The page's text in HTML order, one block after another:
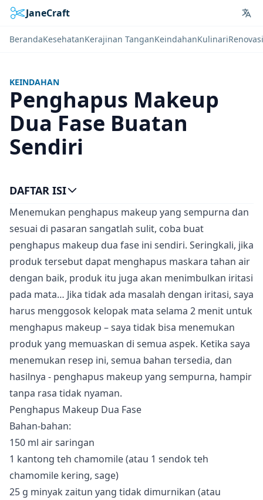
JaneCraft
BerandaKesehatanKerajinan TanganKeindahanKulinariRenovasi
KEINDAHAN
Penghapus Makeup
Dua Fase Buatan
Sendiri
Menemukan penghapus makeup yang sempurna dan
sesuai di pasaran sangatlah sulit, coba buat
penghapus makeup dua fase ini sendiri. Seringkali, jika
produk tersebut dapat menghapus maskara tahan air
dengan baik, produk itu juga akan menimbulkan iritasi
pada mata… Jika tidak ada masalah dengan iritasi, saya
harus menggosok kelopak mata selama 2 menit untuk
menghapus makeup – saya tidak bisa menemukan
produk yang memuaskan di semua aspek. Ketika saya
menemukan resep ini, semua bahan tersedia, dan
hasilnya - penghapus makeup yang sempurna, hampir
tanpa rasa tidak nyaman.
Penghapus Makeup Dua Fase
Bahan-bahan:
150 ml air saringan
1 kantong teh chamomile (atau 1 sendok teh
chamomile kering, sage)
25 g minyak zaitun yang tidak dimurnikan (atau
DAFTAR ISI